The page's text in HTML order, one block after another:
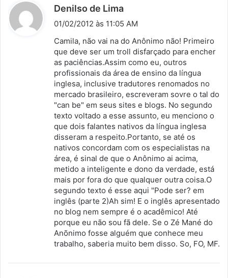
Denilso de Lima
s
e
:
01/02/2012 às 11:05 AM
Camila, não vai na do Anônimo não! Primeiro
que deve ser um troll disfarçado para encher
as paciências.Assim como eu, outros
profissionais da área de ensino da língua
inglesa, inclusive tradutores renomados no
mercado brasileiro, escreveram sovre o tal do
"can be" em seus sites e blogs. No segundo
texto voltado a esse assunto, eu menciono o
que dois falantes nativos da língua inglesa
disseram a respeito.Portanto, se até os
nativos concordam com os especialistas na
área, é sinal de que o Anônimo ai acima,
metido a inteligente e dono da verdade, está
mais por fora do que qualquer outra coisa.O
segundo texto é esse aqui "Pode ser? em
inglês (parte 2)Ah sim! E o inglês apresentado
no blog nem sempre é o acadêmico! Até
porque eu não sou fã dele. Se o Zé Mané do
Anõnimo fosse alguém que conhece meu
trabalho, saberia muito bem disso. So, FO, MF.